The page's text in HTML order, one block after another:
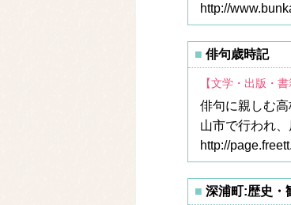
http://
俳句歳時記
【文学・出版・
俳句に親しむ
山市で行われ
http://
深浦町:歴史・